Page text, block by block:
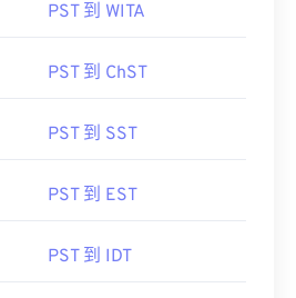
PST 到 WITA
PST 到 ChST
PST 到 SST
PST 到 EST
PST 到 IDT